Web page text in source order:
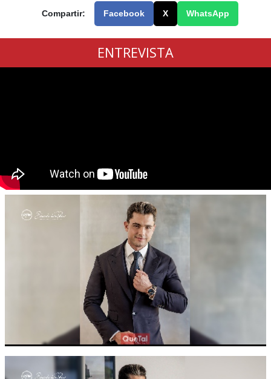
Compartir: Facebook X WhatsApp
ENTREVISTA